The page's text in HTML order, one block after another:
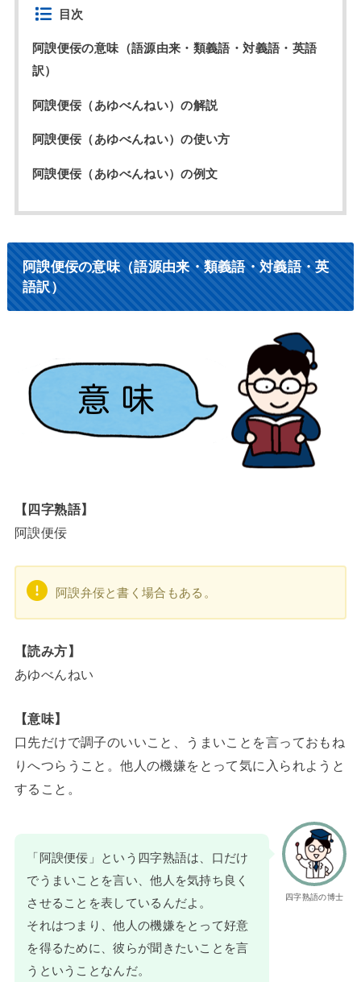
目次
阿諛便佞の意味（語源由来・類義語・対義語・英語
訳）
阿諛便佞（あゆべんねい）の解説
阿諛便佞（あゆべんねい）の使い方
阿諛便佞（あゆべんねい）の例文
阿諛便佞の意味（語源由来・類義語・対義語・英
語訳）
【四字熟語】
阿諛便佞
阿諛弁佞と書く場合もある。
【読み方】
あゆべんねい
【意味】
口先だけで調子のいいこと、うまいことを言っておもね
りへつらうこと。他人の機嫌をとって気に入られようと
すること。
四字熟語の博士
「阿諛便佞」という四字熟語は、口だけ
でうまいことを言い、他人を気持ち良く
させることを表しているんだよ。
それはつまり、他人の機嫌をとって好意
を得るために、彼らが聞きたいことを言
うということなんだ。